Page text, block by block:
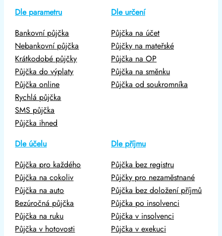
Dle parametru
Bankovní půjčka
Nebankovní půjčka
Krátkodobé půjčky
Půjčka do výplaty
Půjčka online
Rychlá půjčka
SMS půjčka
Půjčka ihned
Dle určení
Půjčka na účet
Půjčky na mateřské
Půjčka na OP
Půjčka na směnku
Půjčka od soukromníka
Dle účelu
Půjčka pro každého
Půjčka na cokoliv
Půjčka na auto
Bezúročná půjčka
Půjčka na ruku
Půjčka v hotovosti
Dle příjmu
Půjčka bez registru
Půjčky pro nezaměstnané
Půjčka bez doložení příjmů
Půjčka po insolvenci
Půjčka v insolvenci
Půjčka v exekuci